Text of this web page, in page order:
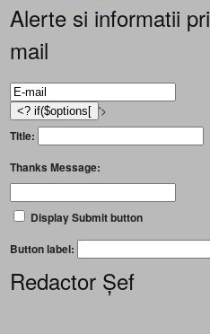
Alerte si informatii
mail
'>
Title:
Thanks Message:
Display Submit button
Button label:
Redactor Șef